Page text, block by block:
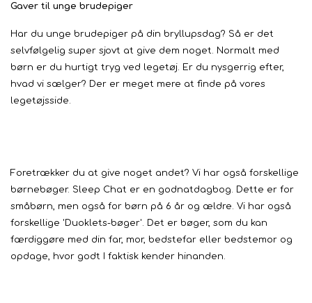
Gaver til unge brudepiger
Har du unge brudepiger på din bryllupsdag? Så er det
selvfølgelig super sjovt at give dem noget. Normalt med
børn er du hurtigt tryg ved legetøj. Er du nysgerrig efter,
hvad vi sælger? Der er meget mere at finde på vores
legetøjsside.
Foretrækker du at give noget andet? Vi har også forskellige
børnebøger. Sleep Chat er en godnatdagbog. Dette er for
småbørn, men også for børn på 6 år og ældre. Vi har også
forskellige 'Duoklets-bøger'. Det er bøger, som du kan
færdiggøre med din far, mor, bedstefar eller bedstemor og
opdage, hvor godt I faktisk kender hinanden.